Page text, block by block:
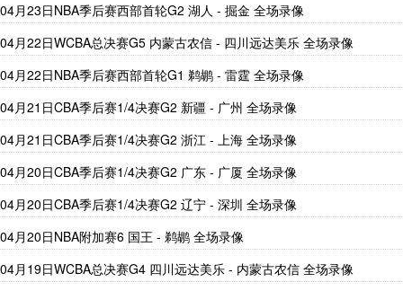
04月23日NBA季后赛西部首轮G2 湖人 - 掘金 全场录像
04月22日WCBA总决赛G5 内蒙古农信 - 四川远达美乐 全场录像
04月22日NBA季后赛西部首轮G1 鹈鹕 - 雷霆 全场录像
04月21日CBA季后赛1/4决赛G2 新疆 - 广州 全场录像
04月21日CBA季后赛1/4决赛G2 浙江 - 上海 全场录像
04月20日CBA季后赛1/4决赛G2 广东 - 广厦 全场录像
04月20日CBA季后赛1/4决赛G2 辽宁 - 深圳 全场录像
04月20日NBA附加赛6 国王 - 鹈鹕 全场录像
04月19日WCBA总决赛G4 四川远达美乐 - 内蒙古农信 全场录像